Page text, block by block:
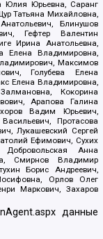
Юлия Юрьевна, Саранг
Татьяна Михайловна,
Блинушов
Гефтер Валентин
Ирина Анатольевна,
Елена Владимировна,
Максимов
Голубева Елена
Елена Владимировна,
Кокорина
Арапова Галина
Вадим Юрьевич,
Протасова
Лукашевский Сергей
Ефимович, Сухих
Анна
Смирнов Владимир
Борис Андреевич,
Орлов Олег
Маркович, Захаров
данные